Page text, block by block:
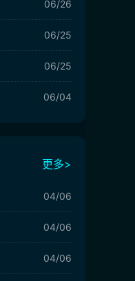
06/26
06/25
06/25
06/04
更多>
04/06
04/06
04/06